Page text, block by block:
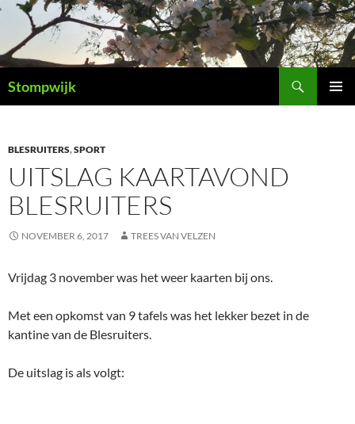
Ga
de
inhoud
Stompwijk
BLESRUITERS,SPORT
UITSLAG KAARTAVOND
BLESRUITERS
NOVEMBER 6, 2017 TREES VAN VELZEN
Vrijdag 3 november was het weer kaarten bij ons.
Met een opkomst van 9 tafels was het lekker bezet in de
kantine van de Blesruiters.
De uitslag is als volgt: